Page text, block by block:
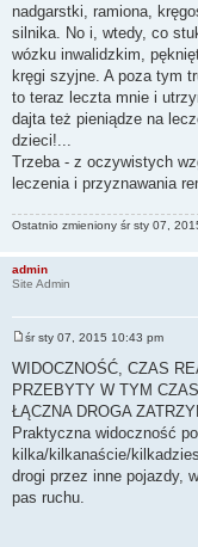
nadgarstki, ramiona,
silnika. No i, wtedy, co
wózku inwalidzkim,
kręgi szyjne. A poza tym
to teraz leczta mnie i
dajta też pieniądze na
dzieci!...
Trzeba - z oczywistych
leczenia i przyznawania
Ostatnio zmieniony śr sty 07,
admin
Site Admin
o
s
t
śr sty 07, 2015 10:43 pm
WIDOCZNOŚĆ, CZAS
PRZEBYTY W TYM
ŁĄCZNA DROGA
Praktyczna widoczność
kilka/kilkanaście/
drogi przez inne pojazdy,
pas ruchu.